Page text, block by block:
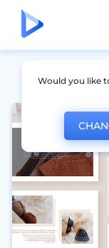
Would you like